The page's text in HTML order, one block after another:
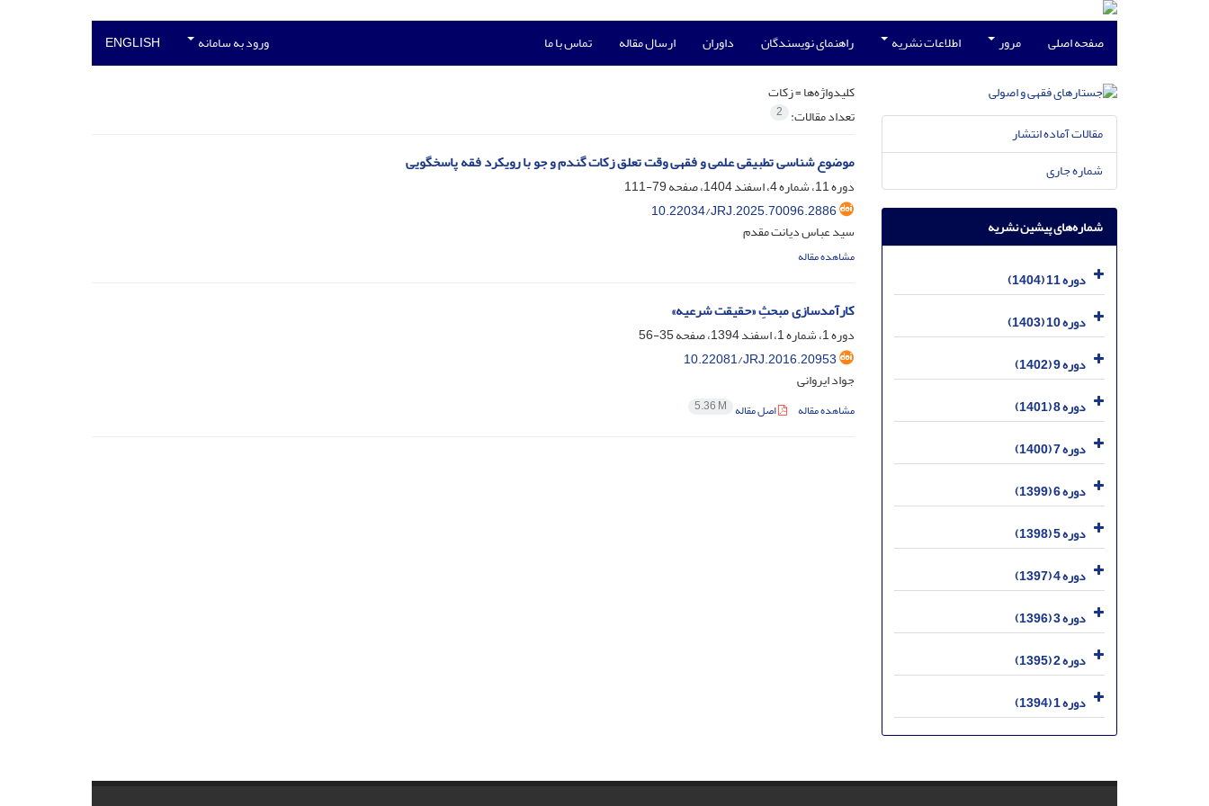
صفحه اصلی مرور اطلاعات نشریه راهنمای نویسندگان داوران ارسال مقاله تماس با ما ورود به سامانه ENGLISH
کلیدواژه‌ها =زکات
تعداد مقالات: 2
موضوع شناسی تطبیقی علمی و فقهی وقت تعلق زکات گندم و جو با رویکرد فقه پاسخگویی
دوره 11، شماره 4، اسفند 1404، صفحه
79-111
10.22034/JRJ.2025.70096.2886
سید عباس دیانت مقدم
مشاهده مقاله
کارآمدسازی مبحثِ «حقیقت شرعیه»
دوره 1، شماره 1، اسفند 1394، صفحه
35-56
10.22081/JRJ.2016.20953
جواد ایروانی
مشاهده مقاله اصل مقاله 5.36 M
مقالات آماده انتشار
شماره جاری
شماره‌های پیشین نشریه
دوره 11 (1404)
دوره 10 (1403)
دوره 9 (1402)
دوره 8 (1401)
دوره 7 (1400)
دوره 6 (1399)
دوره 5 (1398)
دوره 4 (1397)
دوره 3 (1396)
دوره 2 (1395)
دوره 1 (1394)